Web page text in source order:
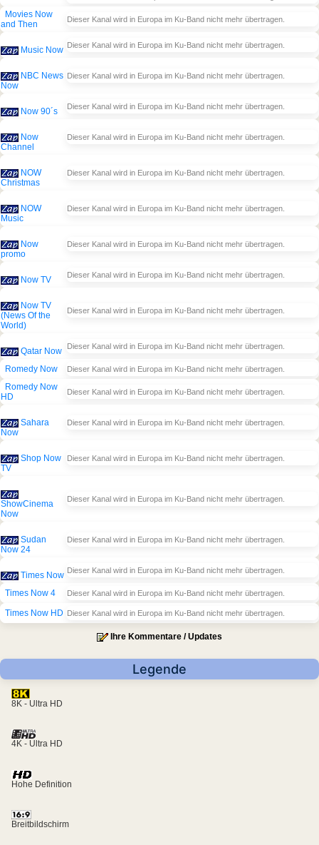
Movies Now
and Then
Dieser Kanal wird in Europa im Ku-Band nicht mehr übertragen.
Music Now Dieser Kanal wird in Europa im Ku-Band nicht mehr übertragen.
NBC News
Now
Dieser Kanal wird in Europa im Ku-Band nicht mehr übertragen.
Now 90´s Dieser Kanal wird in Europa im Ku-Band nicht mehr übertragen.
Now
Channel
Dieser Kanal wird in Europa im Ku-Band nicht mehr übertragen.
NOW
Christmas
Dieser Kanal wird in Europa im Ku-Band nicht mehr übertragen.
NOW
Music
Dieser Kanal wird in Europa im Ku-Band nicht mehr übertragen.
Now
promo
Dieser Kanal wird in Europa im Ku-Band nicht mehr übertragen.
Now TV Dieser Kanal wird in Europa im Ku-Band nicht mehr übertragen.
Now TV
(News Of the
World)
Dieser Kanal wird in Europa im Ku-Band nicht mehr übertragen.
Qatar Now Dieser Kanal wird in Europa im Ku-Band nicht mehr übertragen.
Romedy Now Dieser Kanal wird in Europa im Ku-Band nicht mehr übertragen.
Romedy Now
HD
Dieser Kanal wird in Europa im Ku-Band nicht mehr übertragen.
Sahara
Now
Dieser Kanal wird in Europa im Ku-Band nicht mehr übertragen.
Shop Now
TV
Dieser Kanal wird in Europa im Ku-Band nicht mehr übertragen.
ShowCinema
Now
Dieser Kanal wird in Europa im Ku-Band nicht mehr übertragen.
Sudan
Now 24
Dieser Kanal wird in Europa im Ku-Band nicht mehr übertragen.
Times Now Dieser Kanal wird in Europa im Ku-Band nicht mehr übertragen.
Times Now 4 Dieser Kanal wird in Europa im Ku-Band nicht mehr übertragen.
Times Now HD Dieser Kanal wird in Europa im Ku-Band nicht mehr übertragen.
Ihre Kommentare / Updates
Legende
8K - Ultra HD
4K - Ultra HD
Hohe Definition
Breitbildschirm